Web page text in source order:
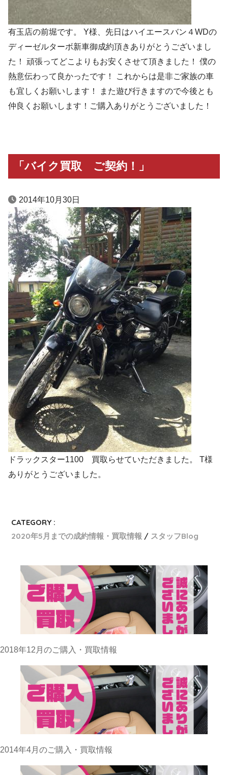
有玉店の前堀です。 Y様、先日はハイエースバン４WDの
ディーゼルターボ新車御成約頂きありがとうございまし
た！ 頑張ってどこよりもお安くさせて頂きました！ 僕の
熱意伝わって良かったです！ これからは是非ご家族の車
も宜しくお願いします！ また遊び行きますので今後とも
仲良くお願いします！ご購入ありがとうございました！
「バイク買取 ご契約！」
2014年10月30日
ドラックスター1100 買取らせていただきました。 T様
ありがとうございました。
CATEGORY :
2020年5月までの成約情報・買取情報
スタッフBlog
2018年12月のご購入・買取情報
2014年4月のご購入・買取情報